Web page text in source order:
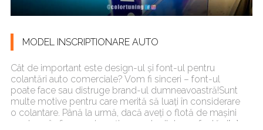
MODEL INSCRIPTIONARE AUTO
Cât de important este design-ul și font-ul pentru
colantări auto comerciale? Vom fi sinceri – font-ul
poate face sau distruge brand-ul dumneavoastră!Sunt
multe motive pentru care merită să luați în considerare
o colantare. Până la urmă, dacă aveți o flotă de mașini
pe drum în fiecare zi, aveți o oportunitate perfectă d[...]